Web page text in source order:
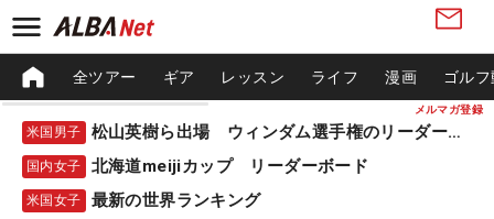
メルマガ登録
全ツアー ギア レッスン ライフ 漫画 ゴル
米国男子 松山英樹ら出場 ウィンダム選手権のリーダーボード
国内女子 北海道meijiカップ リーダーボード
米国女子 最新の世界ランキング